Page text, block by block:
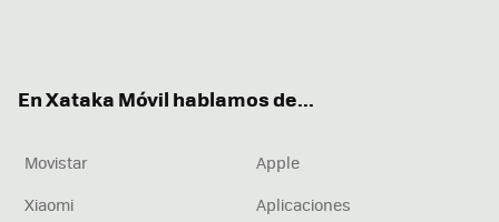
En Xataka Móvil hablamos de...
Movistar
Apple
Xiaomi
Aplicaciones